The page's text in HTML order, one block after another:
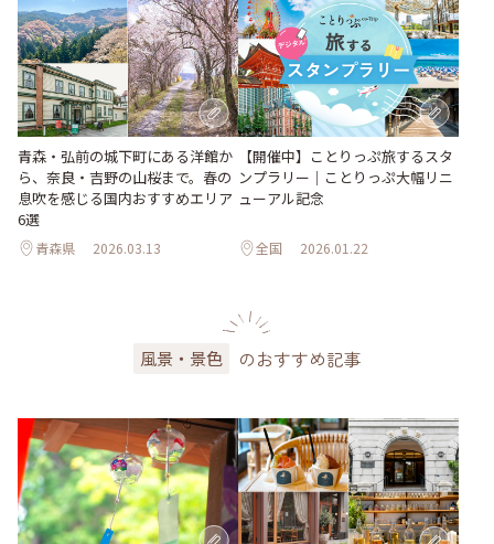
青森・弘前の城下町にある洋館か
ら、奈良・吉野の山桜まで。春の
息吹を感じる国内おすすめエリア
6選
青森県 2026.03.13
【開催中】ことりっぷ旅するスタ
ンプラリー｜ことりっぷ大幅リニ
ューアル記念
全国 2026.01.22
風景・景色 のおすすめ記事